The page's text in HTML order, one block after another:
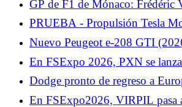
infancia: "No pensé que fuera
GP de F1 de Mónaco: Frédéric
encontrar rápidamente
Leclerc
PRUEBA - Propulsión Tesla
nuestra opinión sobre el... Al
Model Y, el Model 3 da la
variante simplificada que lo
lunes 8 de junio de 2026
Nuevo Peugeot e-208 GTI
definitiva presentada el 12 de
En FSExpo 2026, PXN se
vuelo.
Dodge pronto de regreso a
cargador eléctrico para Francia?
En FSExpo2026, VIRPIL pasa